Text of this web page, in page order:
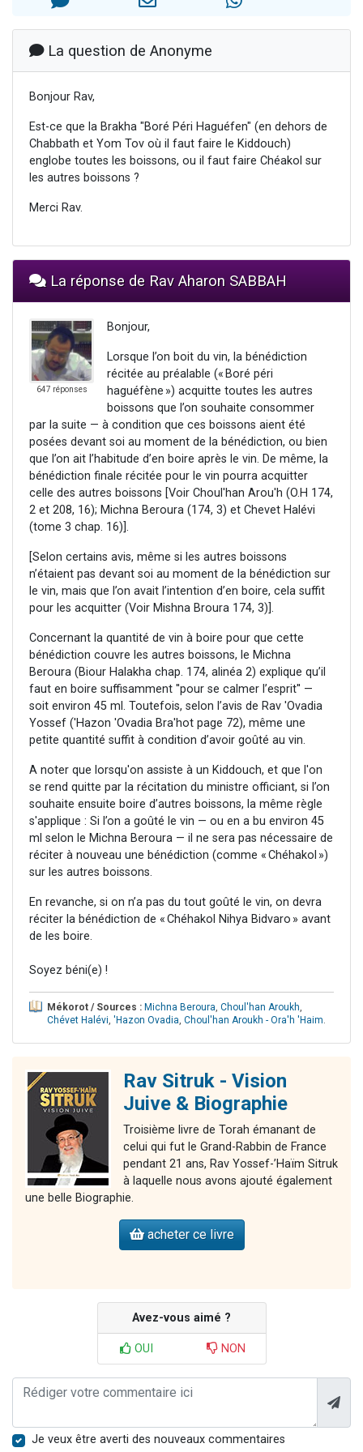
La question de Anonyme
Bonjour Rav,
Est-ce que la Brakha "Boré Péri Haguéfen" (en dehors de
Chabbath et Yom Tov où il faut faire le Kiddouch)
englobe toutes les boissons, ou il faut faire Chéakol sur
les autres boissons ?
Merci Rav.
La réponse de Rav Aharon SABBAH
647 réponses
Bonjour,
Lorsque l’on boit du vin, la bénédiction
récitée au préalable (« Boré péri
haguéfène ») acquitte toutes les autres
boissons que l’on souhaite consommer
par la suite — à condition que ces boissons aient été
posées devant soi au moment de la bénédiction, ou bien
que l’on ait l’habitude d’en boire après le vin. De même, la
bénédiction finale récitée pour le vin pourra acquitter
celle des autres boissons [Voir Choul'han Arou'h (O.H 174,
2 et 208, 16); Michna Beroura (174, 3) et Chevet Halévi
(tome 3 chap. 16)].
[Selon certains avis, même si les autres boissons
n’étaient pas devant soi au moment de la bénédiction sur
le vin, mais que l’on avait l’intention d’en boire, cela suffit
pour les acquitter (Voir Mishna Broura 174, 3)].
Concernant la quantité de vin à boire pour que cette
bénédiction couvre les autres boissons, le Michna
Beroura (Biour Halakha chap. 174, alinéa 2) explique qu’il
faut en boire suffisamment ''pour se calmer l’esprit'' —
soit environ 45 ml. Toutefois, selon l’avis de Rav 'Ovadia
Yossef ('Hazon 'Ovadia Bra'hot page 72), même une
petite quantité suffit à condition d’avoir goûté au vin.
A noter que lorsqu'on assiste à un Kiddouch, et que l'on
se rend quitte par la récitation du ministre officiant, si l’on
souhaite ensuite boire d’autres boissons, la même règle
s'applique : Si l’on a goûté le vin — ou en a bu environ 45
ml selon le Michna Beroura — il ne sera pas nécessaire de
réciter à nouveau une bénédiction (comme « Chéhakol »)
sur les autres boissons.
En revanche, si on n’a pas du tout goûté le vin, on devra
réciter la bénédiction de « Chéhakol Nihya Bidvaro » avant
de les boire.
Soyez béni(e) !
Mékorot / Sources : Michna Beroura, Choul'han Aroukh,
Chévet Halévi, 'Hazon Ovadia, Choul'han Aroukh - Ora'h 'Haim.
Rav Sitruk - Vision
Juive & Biographie
Troisième livre de Torah émanant de
celui qui fut le Grand-Rabbin de France
pendant 21 ans, Rav Yossef-’Haïm Sitruk
à laquelle nous avons ajouté également
une belle Biographie.
acheter ce livre
Avez-vous aimé ?
OUI NON
Je veux être averti des nouveaux commentaires